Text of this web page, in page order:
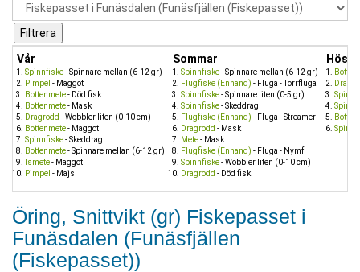
Vår
Spinnfiske- Spinnare mellan (6-12 gr)
Pimpel - Maggot
Bottenmete- Död fisk
Bottenmete- Mask
Dragrodd - Wobbler liten (0-10 cm)
Bottenmete- Maggot
Spinnfiske- Skeddrag
Bottenmete- Spinnare mellan (6-12 gr)
Ismete- Maggot
Pimpel - Majs
Sommar
Spinnfiske- Spinnare mellan (6-12 gr)
Flugfiske (Enhand) - Fluga - Torrfluga
Spinnfiske- Spinnare liten (0-5 gr)
Spinnfiske- Skeddrag
Flugfiske (Enhand) - Fluga - Streamer
Dragrodd - Mask
Mete- Mask
Flugfiske (Enhand) - Fluga - Nymf
Spinnfiske- Wobbler liten (0-10 cm)
Dragrodd - Död fisk
Höst
Öring, Snittvikt (gr) Fiskepasset i
Funäsdalen (Funäsfjällen
(Fiskepasset))